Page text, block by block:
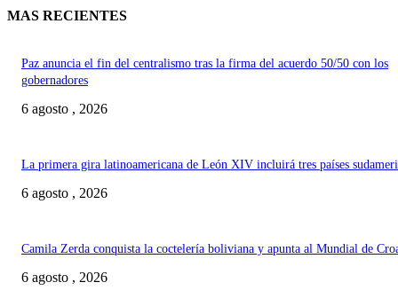
MAS RECIENTES
Paz anuncia el fin del centralismo tras la firma del acuerdo 50/50 con los
gobernadores
6 agosto , 2026
La primera gira latinoamericana de León XIV incluirá tres países
6 agosto , 2026
Camila Zerda conquista la coctelería boliviana y apunta al Mundial de
6 agosto , 2026